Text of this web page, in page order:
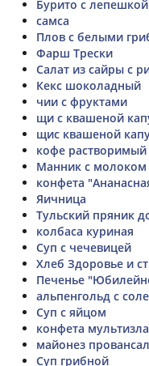
Бурито с
самса
Плов с белыми
Фарш Трески
Салат из сайры с
Кекс шоколадный
чии с фруктами
щи с квашеной
щис квашеной
кофе
Манник с молоком
конфета
Яичница
Тульский пряник
колбаса куриная
Суп с чечевицей
Хлеб Здоровье и
Печенье
альпенгольд с
Суп с яйцом
конфета
майонез
Суп грибной